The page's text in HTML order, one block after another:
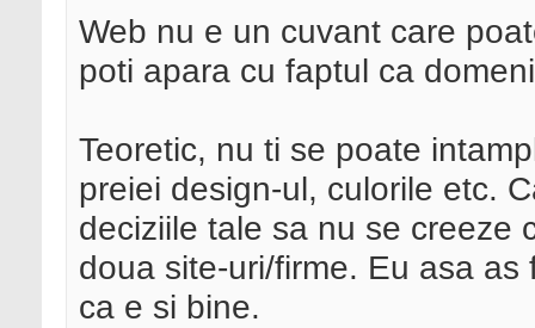
Web nu e un cuvant care
poti apara cu faptul ca
Teoretic, nu ti se poate
preiei design-ul, culorile etc.
deciziile tale sa nu se creeze
doua site-uri/firme. Eu asa
ca e si bine.